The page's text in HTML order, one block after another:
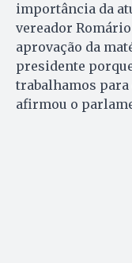
importância da
vereador
aprovação da
presidente
trabalhamos para
afirmou o